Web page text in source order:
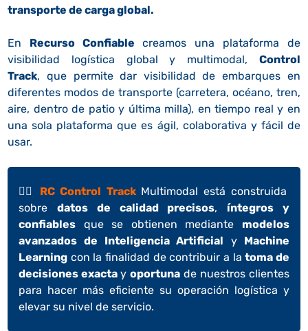
transporte de carga global.
En Recurso Confiable
creamos una plataforma de
visibilidad logística global y multimodal, Control
Track, que permite dar visibilidad de embarques en
diferentes modos de transporte (carretera, océano, tren,
aire, dentro de patio y última milla), en tiempo real y en
una sola plataforma que es ágil, colaborativa y fácil de
usar.
👉🏼 RC Control Track Multimodal está construida
sobre datos de calidad precisos, íntegros y
confiables que se obtienen mediante modelos
avanzados de Inteligencia Artificial y Machine
Learning con la finalidad de contribuir a latoma de
decisiones exactay oportunade nuestros clientes
para hacer más eficiente su operación logística y
elevar su nivel de servicio.